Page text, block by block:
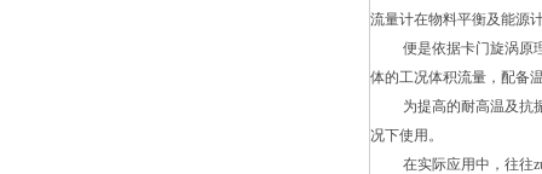
流量计在物料平衡及能源
便是依据卡门旋涡原理
体的工况体积流量，配备
为提高的耐高温及抗振
况下使用。
在实际应用中，往往zui